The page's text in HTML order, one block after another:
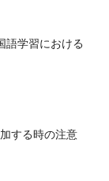
語学習における
する時の注意